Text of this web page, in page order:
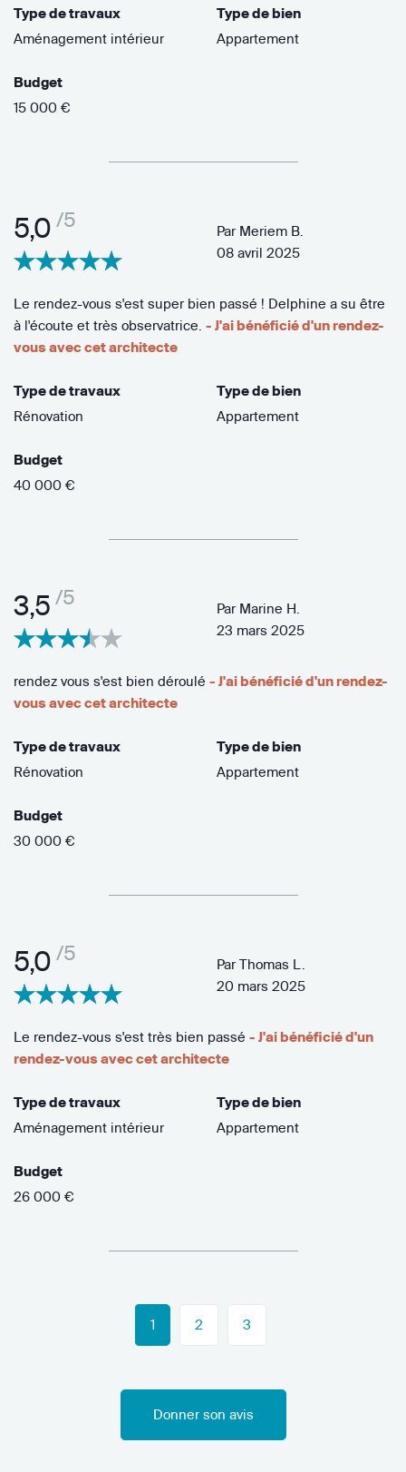
Type de travaux
Aménagement intérieur
Type de bien
Appartement
Budget
15 000 €
5,0 /5 Par Meriem B.
08 avril 2025
Le rendez-vous s'est super bien passé ! Delphine a su être
à l'écoute et très observatrice. - J'ai bénéficié d'un rendez-
vous avec cet architecte
Type de travaux
Rénovation
Type de bien
Appartement
Budget
40 000 €
3,5 /5 Par Marine H.
23 mars 2025
rendez vous s'est bien déroulé - J'ai bénéficié d'un rendez-
vous avec cet architecte
Type de travaux
Rénovation
Type de bien
Appartement
Budget
30 000 €
5,0 /5 Par Thomas L.
20 mars 2025
Le rendez-vous s'est très bien passé - J'ai bénéficié d'un
rendez-vous avec cet architecte
Type de travaux
Aménagement intérieur
Type de bien
Appartement
Budget
26 000 €
1 2 3
Donner son avis